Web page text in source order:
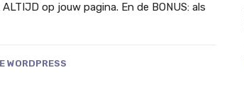
op jouw pagina. En de BONUS: als
WORDPRESS